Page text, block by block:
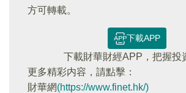
方可轉載。
下載APP
下載財華財經APP，把握投
更多精彩内容，請點擊：
財華網(https://www.finet.hk/)